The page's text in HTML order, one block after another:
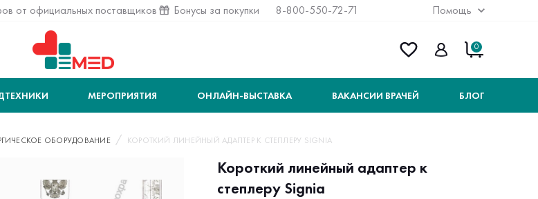
от официальных поставщиков Бонусы за покупки 8-800-550-72-71 Помощь
0
МЕРОПРИЯТИЯ ОНЛАЙН-ВЫСТАВКА ВАКАНСИИ ВРАЧЕЙ БЛОГ
ОБОРУДОВАНИЕ КОРОТКИЙ ЛИНЕЙНЫЙ АДАПТЕР К СТЕПЛЕРУ SIGNIA
Короткий линейный адаптер к
степлеру Signia